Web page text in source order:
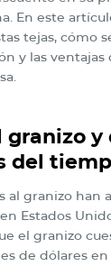
En este
tejas, cómo
y las ventajas
y
del
al granizo han
Estados
el granizo
de dólares